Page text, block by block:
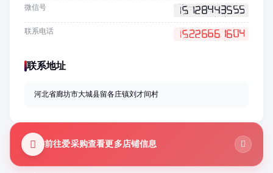
微信号
联系电话
联系地址
河北省廊坊市大城县留各庄镇刘才间村
前往爱采购查看更多店铺信息